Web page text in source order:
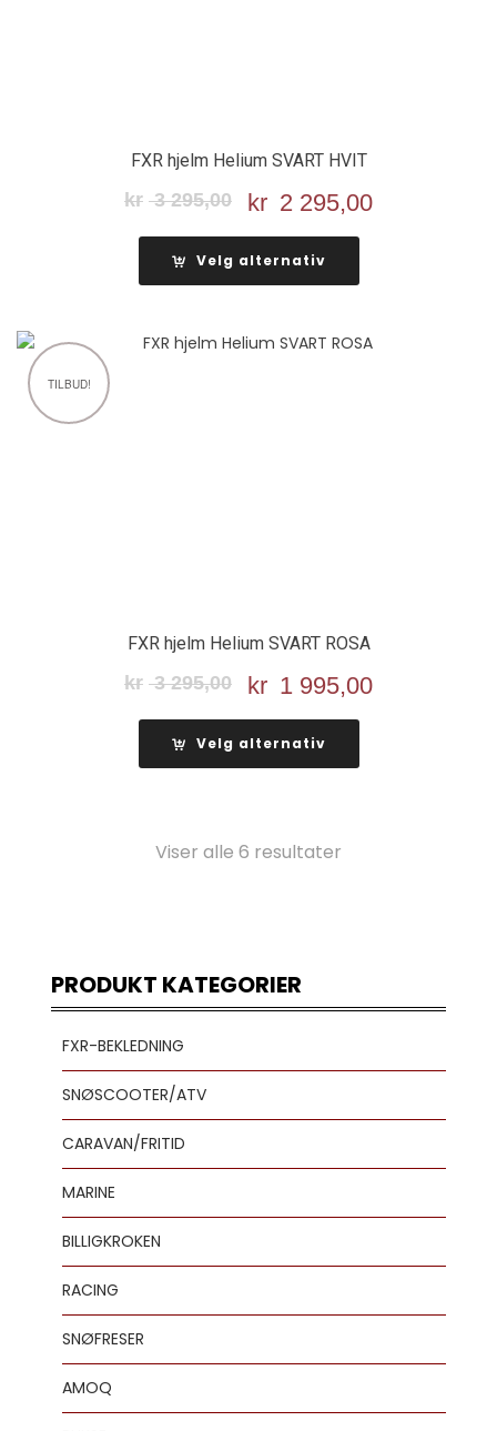
FXR hjelm Helium SVART HVIT
kr 3 295,00
Opprinnelig
pris
var:
kr 3
kr 2 295,00Nåværende
Velg alternativ
TILBUD!
FXR hjelm Helium SVART ROSA
kr 3 295,00
Opprinnelig
pris
var:
kr 3
kr 1 995,00Nåværende
Velg alternativ
Viser alle 6 resultater
PRODUKT KATEGORIER
FXR-BEKLEDNING
SNØSCOOTER/ATV
CARAVAN/FRITID
MARINE
BILLIGKROKEN
RACING
SNØFRESER
AMOQ